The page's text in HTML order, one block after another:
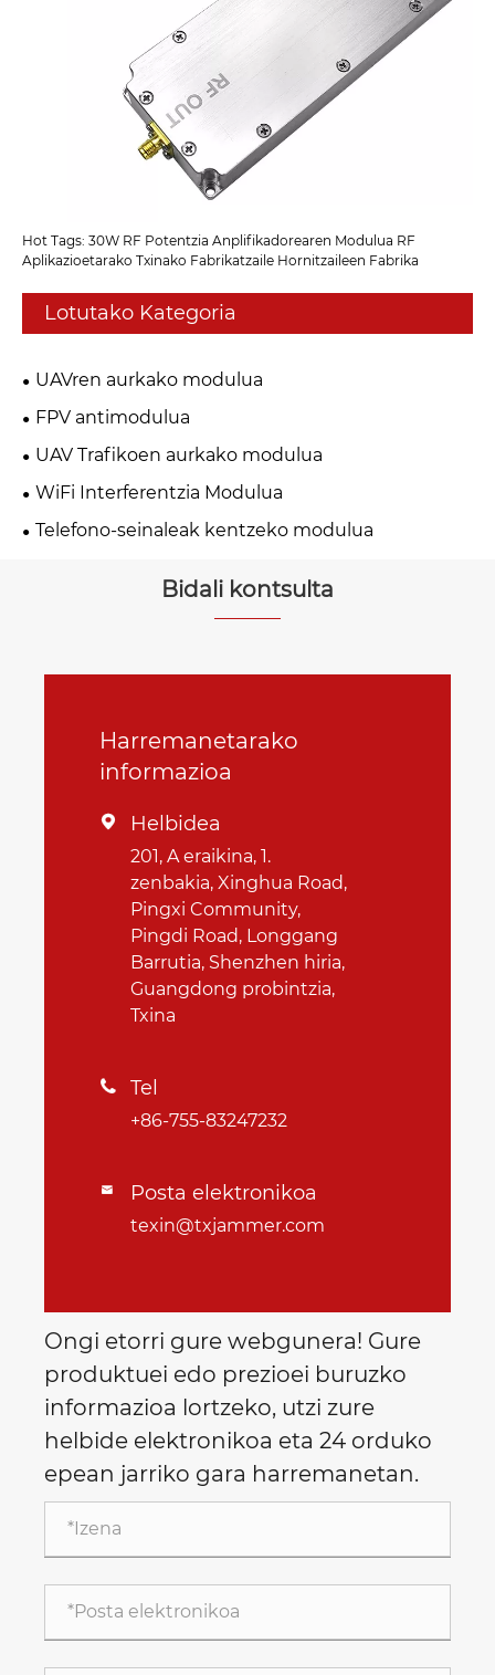
Hot Tags: 30W RF Potentzia Anplifikadorearen Modulua RF
Aplikazioetarako Txinako Fabrikatzaile Hornitzaileen Fabrika
Lotutako Kategoria
UAVren aurkako modulua
FPV antimodulua
UAV Trafikoen aurkako modulua
WiFi Interferentzia Modulua
Telefono-seinaleak kentzeko modulua
Bidali kontsulta
Harremanetarako
informazioa
 Helbidea
201, A eraikina, 1.
zenbakia, Xinghua Road,
Pingxi Community,
Pingdi Road, Longgang
Barrutia, Shenzhen hiria,
Guangdong probintzia,
Txina
 Tel
+86-755-83247232
 Posta elektronikoa
texin@txjammer.com
Ongi etorri gure webgunera! Gure
produktuei edo prezioei buruzko
informazioa lortzeko, utzi zure
helbide elektronikoa eta 24 orduko
epean jarriko gara harremanetan.